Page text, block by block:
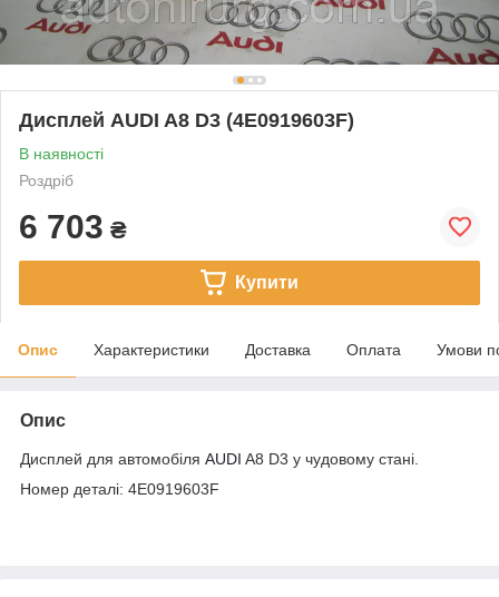
Дисплей AUDI A8 D3 (4E0919603F)
В наявності
Роздріб
6 703 ₴
Купити
Опис Характеристики Доставка Оплата Умови
Опис
Дисплей для автомобіля AUDI A8 D3 у чудовому стані.
Номер деталі: 4E0919603F